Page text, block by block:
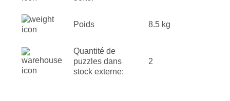
Poids 8.5 kg
Quantité de
puzzles dans
stock externe:
2